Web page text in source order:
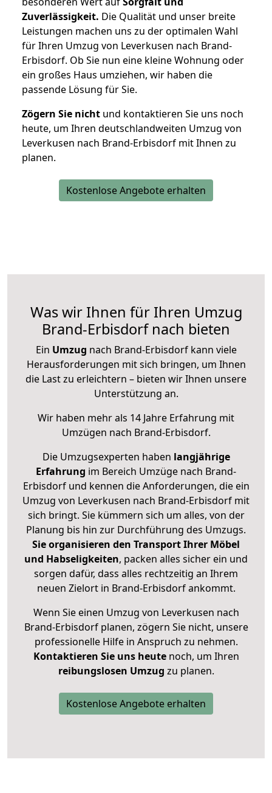
Zuverlässigkeit. Die Qualität und unser breite
Leistungen machen uns zu der optimalen Wahl
für Ihren Umzug von Leverkusen nach Brand-
Erbisdorf. Ob Sie nun eine kleine Wohnung oder
ein großes Haus umziehen, wir haben die
passende Lösung für Sie.
Zögern Sie nicht und kontaktieren Sie uns noch
heute, um Ihren deutschlandweiten Umzug von
Leverkusen nach Brand-Erbisdorf mit Ihnen zu
planen.
Kostenlose Angebote erhalten
Was wir Ihnen für Ihren Umzug
Brand-Erbisdorf nach bieten
Ein Umzug nach Brand-Erbisdorf kann viele
Herausforderungen mit sich bringen, um Ihnen
die Last zu erleichtern – bieten wir Ihnen unsere
Unterstützung an.
Wir haben mehr als 14 Jahre Erfahrung mit
Umzügen nach Brand-Erbisdorf.
Die Umzugsexperten haben langjährige
Erfahrung im Bereich Umzüge nach Brand-
Erbisdorf und kennen die Anforderungen, die ein
Umzug von Leverkusen nach Brand-Erbisdorf mit
sich bringt. Sie kümmern sich um alles, von der
Planung bis hin zur Durchführung des Umzugs.
Sie organisieren den Transport Ihrer Möbel
und Habseligkeiten, packen alles sicher ein und
sorgen dafür, dass alles rechtzeitig an Ihrem
neuen Zielort in Brand-Erbisdorf ankommt.
Wenn Sie einen Umzug von Leverkusen nach
Brand-Erbisdorf planen, zögern Sie nicht, unsere
professionelle Hilfe in Anspruch zu nehmen.
Kontaktieren Sie uns heutenoch, um Ihren
reibungslosen Umzug zu planen.
Kostenlose Angebote erhalten